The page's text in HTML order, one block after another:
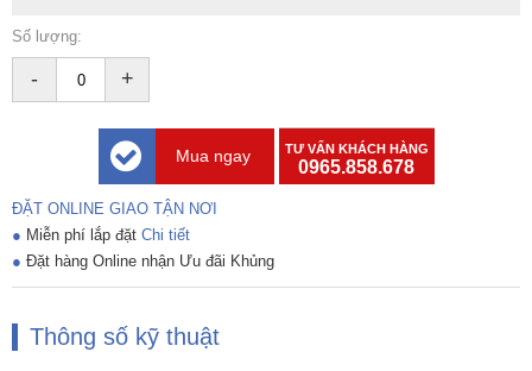
Số lượng:
- +
Mua ngay TƯ VẤN KHÁCH HÀNG
0965.858.678
ĐẶT ONLINE GIAO TẬN NƠI
● Miễn phí lắp đặt Chi tiết
● Đặt hàng Online nhận Ưu đãi Khủng
Thông số kỹ thuật